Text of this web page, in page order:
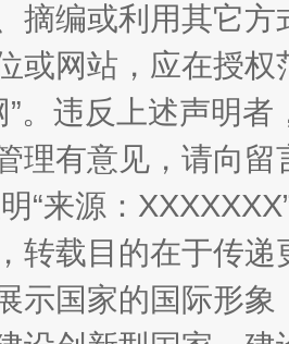
好声名
摘编或利用其它
或网站，应在授
”。违反上述声明
理有意见，请向
“来源：
转载目的在于传
示国家的国际形